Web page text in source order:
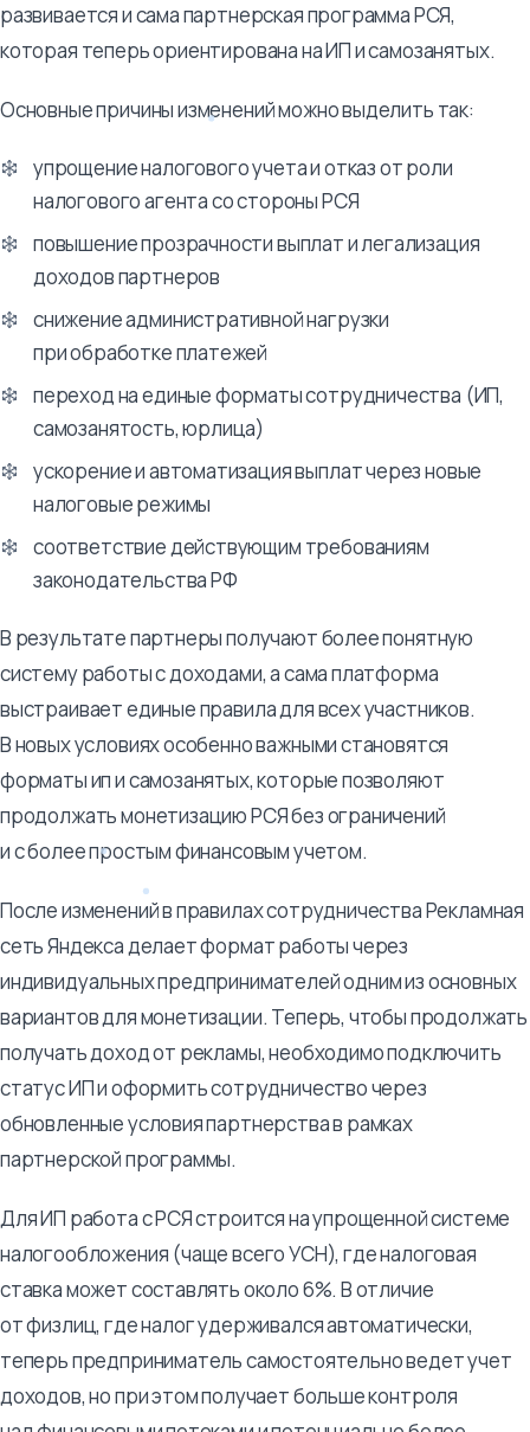
развивается и сама партнерская программа РСЯ,
которая теперь ориентирована на ИП и самозанятых.
Основные причины изменений можно выделить так:
упрощение налогового учета и отказ от роли
налогового агента со стороны РСЯ
повышение прозрачности выплат и легализация
доходов партнеров
снижение административной нагрузки
при обработке платежей
переход на единые форматы сотрудничества (ИП,
самозанятость, юрлица)
ускорение и автоматизация выплат через новые
налоговые режимы
соответствие действующим требованиям
законодательства РФ
В результате партнеры получают более понятную
систему работы с доходами, а сама платформа
выстраивает единые правила для всех участников.
В новых условиях особенно важными становятся
форматы ип и самозанятых, которые позволяют
продолжать монетизацию РСЯ без ограничений
и с более простым финансовым учетом.
После изменений в правилах сотрудничества Рекламная
сеть Яндекса делает формат работы через
индивидуальных предпринимателей одним из основных
вариантов для монетизации. Теперь, чтобы продолжать
получать доход от рекламы, необходимо подключить
статус ИП и оформить сотрудничество через
обновленные условия партнерства в рамках
партнерской программы.
Для ИП работа с РСЯ строится на упрощенной системе
налогообложения (чаще всего УСН), где налоговая
ставка может составлять около 6%. В отличие
от физлиц, где налог удерживался автоматически,
теперь предприниматель самостоятельно ведет учет
доходов, но при этом получает больше контроля